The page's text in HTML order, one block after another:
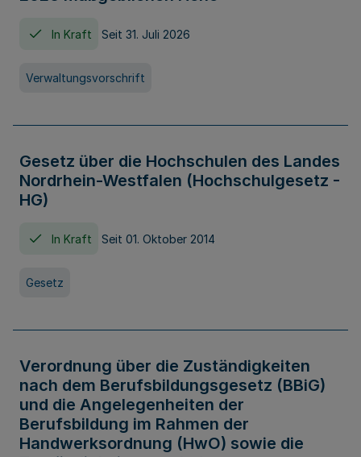
In Kraft Seit 31. Juli 2026
Verwaltungsvorschrift
Gesetz über die Hochschulen des Landes
Nordrhein-Westfalen (Hochschulgesetz -
HG)
In Kraft Seit 01. Oktober 2014
Gesetz
Verordnung über die Zuständigkeiten
nach dem Berufsbildungsgesetz (BBiG)
und die Angelegenheiten der
Berufsbildung im Rahmen der
Handwerksordnung (HwO) sowie die